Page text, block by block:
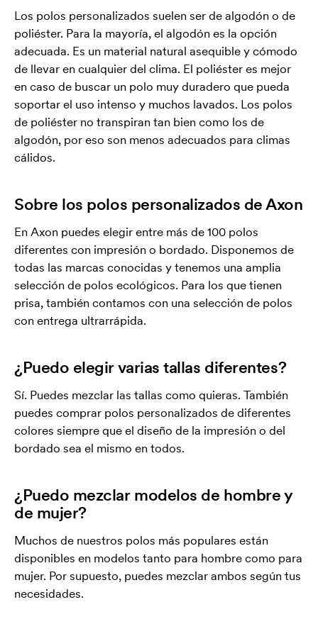
Los polos personalizados suelen ser de algodón o de
poliéster. Para la mayoría, el algodón es la opción
adecuada. Es un material natural asequible y cómodo
de llevar en cualquier del clima. El poliéster es mejor
en caso de buscar un polo muy duradero que pueda
soportar el uso intenso y muchos lavados. Los polos
de poliéster no transpiran tan bien como los de
algodón, por eso son menos adecuados para climas
cálidos.
Sobre los polos personalizados de Axon
En Axon puedes elegir entre más de 100 polos
diferentes con impresión o bordado. Disponemos de
todas las marcas conocidas y tenemos una amplia
selección de polos ecológicos. Para los que tienen
prisa, también contamos con una selección de polos
con entrega ultrarrápida.
¿Puedo elegir varias tallas diferentes?
Sí. Puedes mezclar las tallas como quieras. También
puedes comprar polos personalizados de diferentes
colores siempre que el diseño de la impresión o del
bordado sea el mismo en todos.
¿Puedo mezclar modelos de hombre y
de mujer?
Muchos de nuestros polos más populares están
disponibles en modelos tanto para hombre como para
mujer. Por supuesto, puedes mezclar ambos según tus
necesidades.